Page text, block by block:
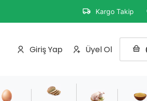
Kargo Takip
Sipariş
durumunu
sorgulayın
Giriş Yap Üyel Ol